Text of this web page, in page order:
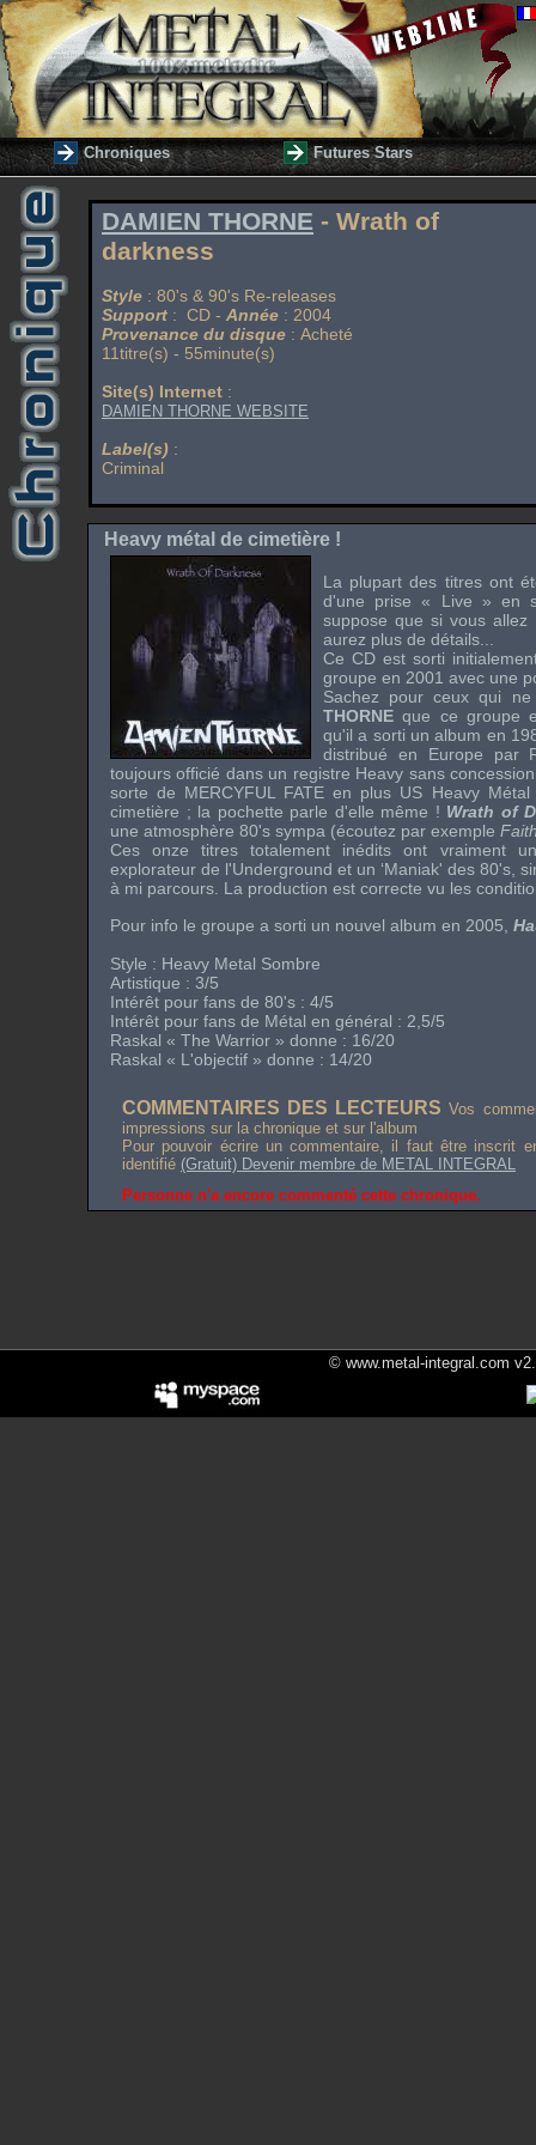
Chroniques Futures Stars
DAMIEN THORNE - Wrath of
darkness
Style : 80's & 90's Re-releases
Support : CD - Année : 2004
Provenance du disque : Acheté
11titre(s) - 55minute(s)
Site(s) Internet :
DAMIEN THORNE WEBSITE
Label(s) :
Criminal
Heavy métal de cimetière !
La plupart des titres ont
d'une prise « Live » en
suppose que si vous
aurez plus de détails...
Ce CD est sorti
groupe en 2001 avec une
Sachez pour ceux qui
THORNE que ce groupe
qu'il a sorti un album en
distribué en Europe par
toujours officié dans un registre Heavy sans
sorte de MERCYFUL FATE en plus US Heavy
cimetière ; la pochette parle d'elle même ! Wrath of
une atmosphère 80's sympa (écoutez par exemple
Ces onze titres totalement inédits ont vraiment
explorateur de l'Underground et un ‘Maniak' des 80's,
à mi parcours. La production est correcte vu les
Pour info le groupe a sorti un nouvel album en 2005,
Style : Heavy Metal Sombre
Artistique : 3/5
Intérêt pour fans de 80's : 4/5
Intérêt pour fans de Métal en général : 2,5/5
Raskal « The Warrior » donne : 16/20
Raskal « L'objectif » donne : 14/20
COMMENTAIRES DES LECTEURS Vos
impressions sur la chronique et sur l'album
Pour pouvoir écrire un commentaire, il faut être inscrit
identifié (Gratuit) Devenir membre de METAL INTEGRAL
Personne n'a encore commenté cette chronique.
© www.metal-integral.com